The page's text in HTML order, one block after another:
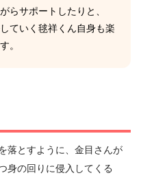
らサポートしたりと、
ていく毬祥くん自身も楽
。
落とすように、金目さんが
身の回りに侵入してくる